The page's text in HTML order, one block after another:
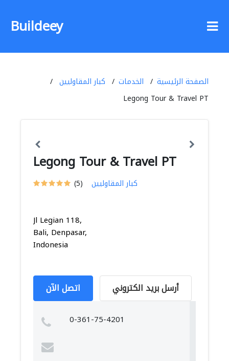
Buildeey
الصفحة الرئيسية الخدمات
كبار المقاوليين
Legong Tour & Travel PT
Legong Tour & Travel PT
(5) كبار المقاوليين
Jl Legian 118,
Bali, Denpasar,
Indonesia
اتصل الآن أرسل بريد الكتروني
0-361-75-4201